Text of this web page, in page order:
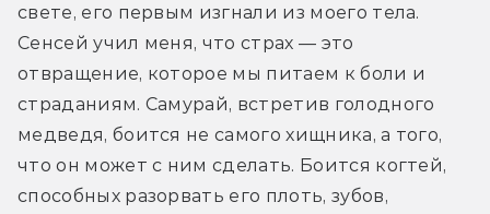
свете, его первым изгнали из моего тела.
Сенсей учил меня, что страх — это
отвращение, которое мы питаем к боли и
страданиям. Самурай, встретив голодного
медведя, боится не самого хищника, а того,
что он может с ним сделать. Боится когтей,
способных разорвать его плоть, зубов,